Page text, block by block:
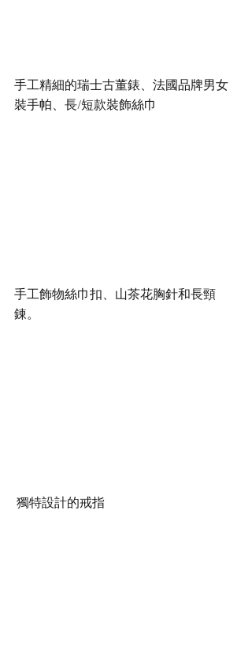
手工精細的瑞士古董錶、法國品牌男女
裝手帕、長/短款裝飾絲巾
手工飾物絲巾扣、山茶花胸針和長頸
錬。
獨特設計的戒指